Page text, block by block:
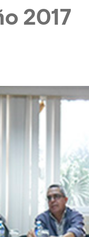
2017